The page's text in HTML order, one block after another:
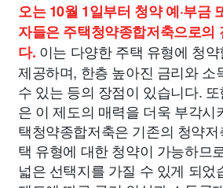
오는 10월 1일부터 청약 예·부금
자들은 주택청약종합저축으로의
다. 이는 다양한 주택 유형에 청
제공하며, 한층 높아진 금리와 소
수 있는 등의 장점이 있습니다.
은 이 제도의 매력을 더욱 부각시
택청약종합저축은 기존의 청약
택 유형에 대한 청약이 가능하므
넓은 선택지를 가질 수 있게 되었